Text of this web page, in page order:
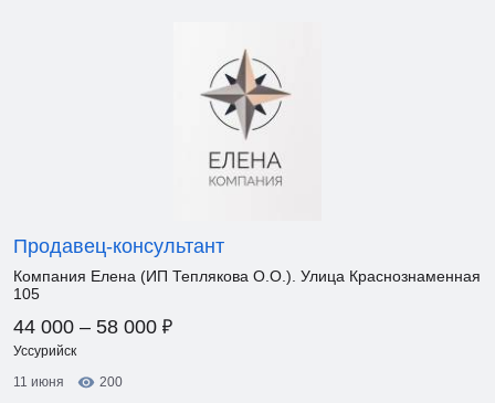
Продавец-консультант
Компания Елена (ИП Теплякова О.О.). Улица Краснознаменная
105
44 000 – 58 000 ₽
Уссурийск
11 июня
200